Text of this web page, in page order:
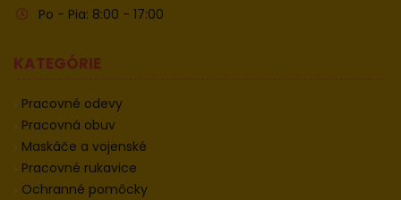
Po - Pia: 8:00 - 17:00
KATEGÓRIE
Pracovné odevy
Pracovná obuv
Maskáče a vojenské
Pracovné rukavice
Ochranné pomôcky